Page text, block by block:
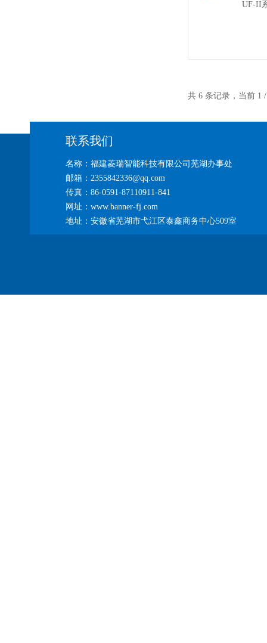
共 6 条记录，当前
联系我们
名称：福建菱瑞智能科技有限公司芜湖办事处
邮箱：2355842336@qq.com
传真：86-0591-87110911-841
网址：www.banner-fj.com
地址：安徽省芜湖市弋江区泰鑫商务中心509室